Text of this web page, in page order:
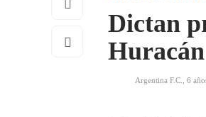
Dictan
Argentina F.C. 6